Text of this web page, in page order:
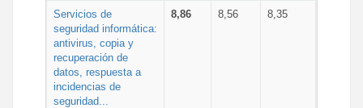
Servicios de
seguridad informática:
antivirus, copia y
recuperación de
datos, respuesta a
incidencias de
seguridad...
8,86 8,56 8,35